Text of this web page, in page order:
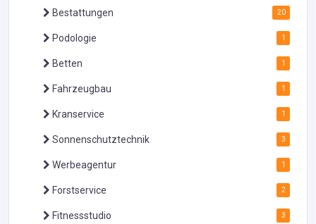
Bestattungen 20
Podologie 1
Betten 1
Fahrzeugbau 1
Kranservice 1
Sonnenschutztechnik 3
Werbeagentur 1
Forstservice 2
Fitnessstudio 3